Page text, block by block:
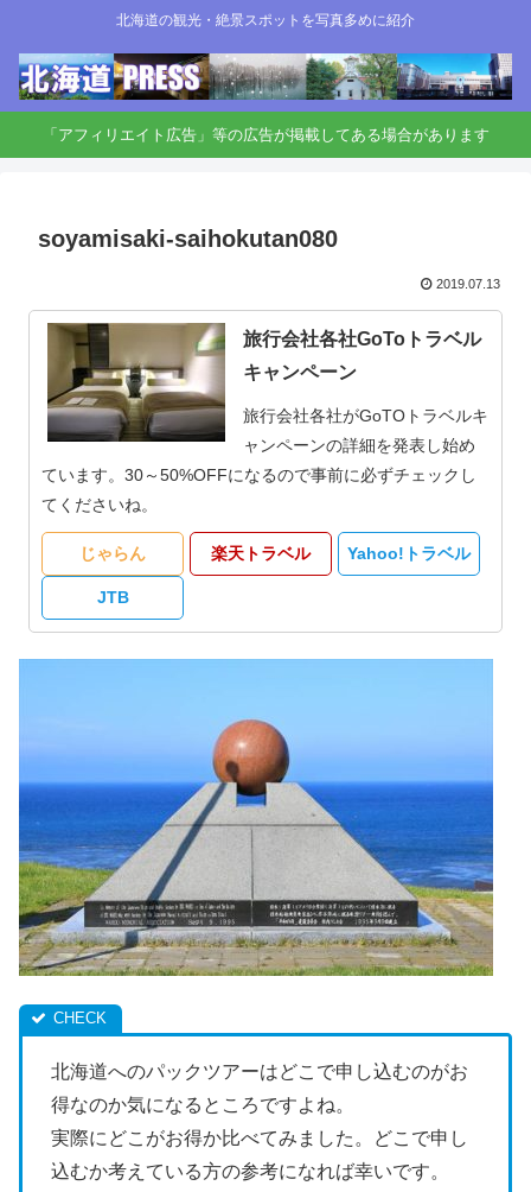
北海道の観光・絶景スポットを写真多めに紹介
「アフィリエイト広告」等の広告が掲載してある場合があります
soyamisaki-saihokutan080
2019.07.13
旅行会社各社GoToトラベル
キャンペーン
旅行会社各社がGoTOトラベルキ
ャンペーンの詳細を発表し始め
ています。30～50%OFFになるので事前に必ずチェックし
てくださいね。
じゃらん 楽天トラベル Yahoo!トラベル
JTB
北海道へのパックツアーはどこで申し込むのがお
得なのか気になるところですよね。
実際にどこがお得か比べてみました。どこで申し
込むか考えている方の参考になれば幸いです。